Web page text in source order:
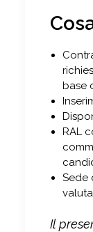
base
RAL
Sede
Il